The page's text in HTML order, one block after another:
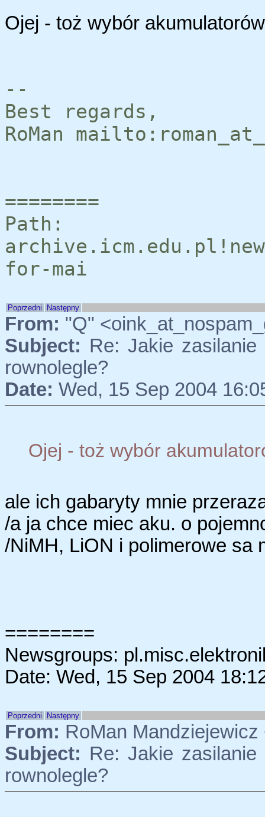
Ojej - toż wybór
--
Best regards,
RoMan
========
for-mai
Poprzedni Następny
From: "Q"
Subject: Re: Jakie
rownolegle?
Date: Wed, 15 Sep 2004
Ojej - toż wybór
ale ich gabaryty mnie
/a ja chce miec aku. o
/NiMH, LiON i polimerowe sa
========
Newsgroups:
Date: Wed, 15 Sep 2004
Poprzedni Następny
From: RoMan
Subject: Re: Jakie
rownolegle?